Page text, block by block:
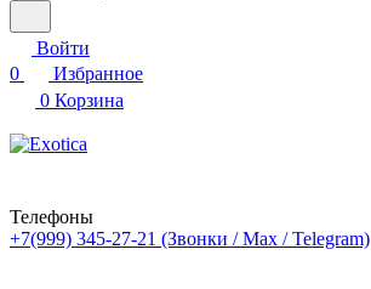
Войти
0
Избранное
0 Корзина
Телефоны
+7(999) 345-27-21 (Звонки / Max / Telegram)